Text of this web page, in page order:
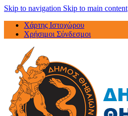
Skip to navigation Skip to main content
Χάρτης Ιστοχώρου
Χρήσιμοι Σύνδεσμοι